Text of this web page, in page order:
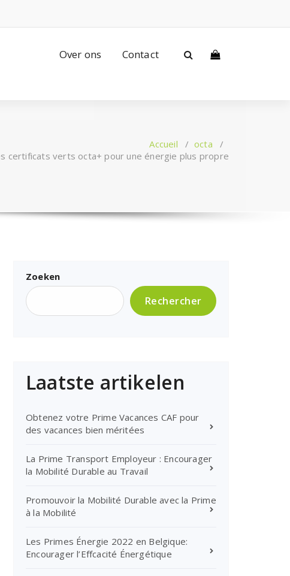
Over ons Contact
Accueil / octa /
certificats verts octa+ pour une énergie plus propre
Zoeken
Rechercher
Laatste artikelen
Obtenez votre Prime Vacances CAF pour
des vacances bien méritées
La Prime Transport Employeur : Encourager
la Mobilité Durable au Travail
Promouvoir la Mobilité Durable avec la Prime
à la Mobilité
Les Primes Énergie 2022 en Belgique:
Encourager l’Effcacité Énergétique